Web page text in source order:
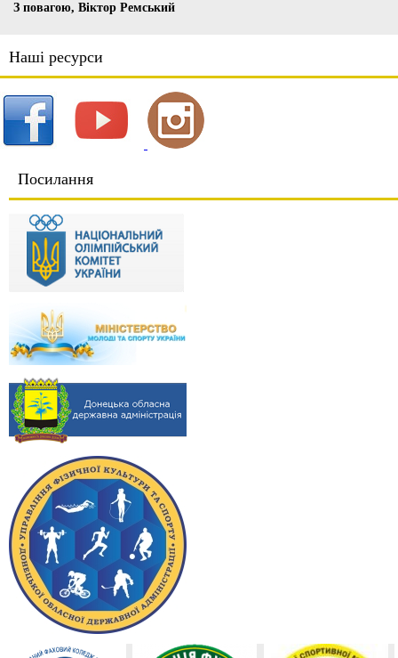
З повагою, Віктор Ремський
Наші ресурси
Посилання